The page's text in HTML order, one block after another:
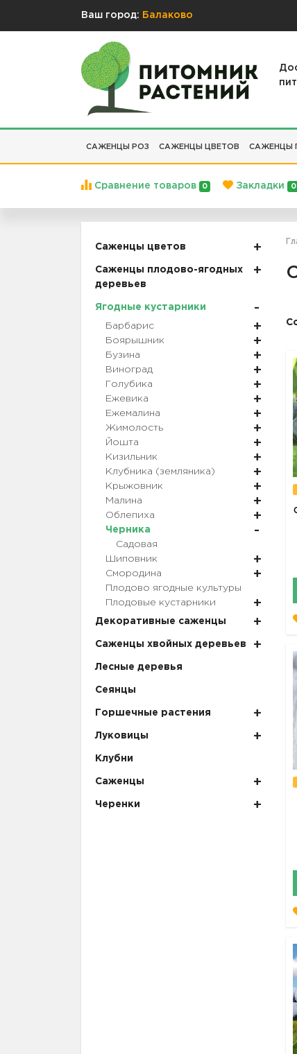
Ваш город: Балаково
САЖЕНЦЫ РОЗ САЖЕНЦЫ ЦВЕТОВ САЖЕНЦЫ
Сравнение товаров 0 Закладки 0
Саженцы цветов
Саженцы плодово-ягодных
деревьев
Ягодные кустарники
Барбарис
Боярышник
Бузина
Виноград
Голубика
Ежевика
Ежемалина
Жимолость
Йошта
Кизильник
Клубника (земляника)
Крыжовник
Малина
Облепиха
Черника
Садовая
Шиповник
Смородина
Плодово ягодные культуры
Плодовые кустарники
Декоративные саженцы
Саженцы хвойных деревьев
Лесные деревья
Сеянцы
Горшечные растения
Луковицы
Клубни
Саженцы
Черенки